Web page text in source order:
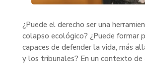
¿Puede el derecho ser una
colapso ecológico? ¿Puede formar
capaces de defender la vida, más
y los tribunales? En un contexto de